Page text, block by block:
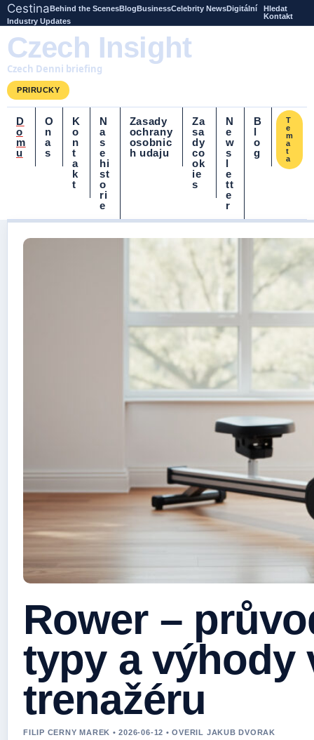
CestinaBehind the ScenesBlogBusinessCelebrity NewsDigitální
Industry Updates
Hledat
Kontakt
Czech Insight
Czech Denni briefing
PRIRUCKY
D
o
m
u
O
n
a
s
K
o
n
t
a
k
t
N
a
s
e
hi
st
o
ri
e
Zasady
ochrany
osobnic
h udaju
Za
sa
dy
co
ok
ie
s
N
e
w
s
l
e
tt
e
r
B
l
o
g
T
e
m
a
t
a
Rower –
typy a výhody
trenažéru
FILIP CERNY MAREK • 2026-06-12 • OVERIL JAKUB DVORAK